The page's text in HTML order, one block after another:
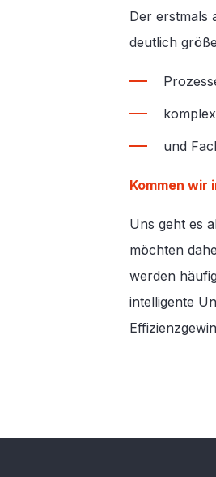
Der erstmals
deutlich
und
Kommen wir
Uns geht es
möchten
werden
intelligente